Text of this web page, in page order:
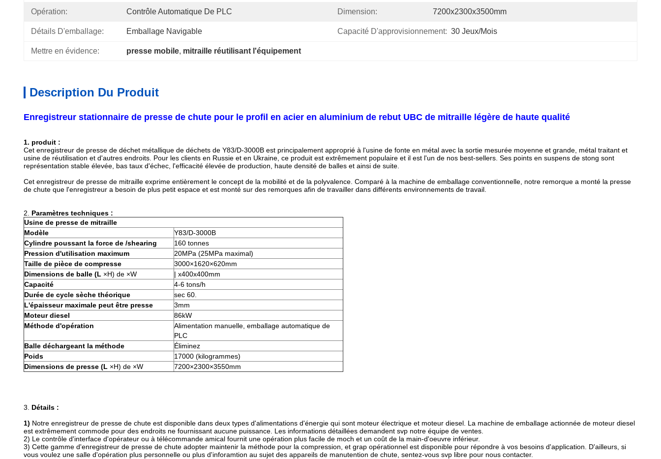
Opération: Contrôle Automatique De PLC Dimension: 7200x2300x3500mm
Détails D'emballage: Emballage Navigable Capacité D'approvisionnement: 30 Jeux/mois
Mettre en évidence: presse mobile, mitraille réutilisant l'équipement
Description Du Produit
Enregistreur stationnaire de presse de chute pour le profil en acier en aluminium de rebut UBC de mitraille légère de haute qualité
1. produit :
Cet enregistreur de presse de déchet métallique de déchets de Y83/D-3000B est principalement approprié à l'usine de fonte en métal avec la sortie mesurée moyenne et grande, métal traitant et
usine de réutilisation et d'autres endroits. Pour les clients en Russie et en Ukraine, ce produit est extrêmement populaire et il est l'un de nos best-sellers. Ses points en suspens de stong sont
représentation stable élevée, bas taux d'échec, l'efficacité élevée de production, haute densité de balles et ainsi de suite.
Cet enregistreur de presse de mitraille exprime entièrement le concept de la mobilité et de la polyvalence. Comparé à la machine de emballage conventionnelle, notre remorque a monté la presse
de chute que l'enregistreur a besoin de plus petit espace et est monté sur des remorques afin de travailler dans différents environnements de travail.
2. Paramètres techniques :
Usine de presse de mitraille
Modèle
Y83/D-3000B
Cylindre poussant la force de /shearing
160 tonnes
Pression d'utilisation maximum
20MPa (25MPa maximal)
Taille de pièce de compresse
3000×1620×620mm
Dimensions de balle (L ×H) de ×W
| x400x400mm
Capacité
4-6 tons/h
Durée de cycle sèche théorique
sec 60.
L'épaisseur maximale peut être presse
3mm
Moteur diesel
86kW
Méthode d'opération
Alimentation manuelle, emballage automatique de
PLC
Balle déchargeant la méthode
Éliminez
Poids
17000 (kilogrammes)
Dimensions de presse (L ×H) de ×W 7200×2300×3550mm
3. Détails :
1) Notre enregistreur de presse de chute est disponible dans deux types d'alimentations d'énergie qui sont moteur électrique et moteur diesel. La machine de emballage actionnée de moteur diesel
est extrêmement commode pour des endroits ne fournissant aucune puissance. Les informations détaillées demandent svp notre équipe de ventes.
2) Le contrôle d'interface d'opérateur ou à télécommande amical fournit une opération plus facile de moch et un coût de la main-d'oeuvre inférieur.
3) Cette gamme d'enregistreur de presse de chute adopter maintenir la méthode pour la compression, et grap opérationnel est disponible pour répondre à vos besoins d'application. D'ailleurs, si
vous voulez une salle d'opération plus personnelle ou plus d'inforamtion au sujet des appareils de manutention de chute, sentez-vous svp libre pour nous contacter.